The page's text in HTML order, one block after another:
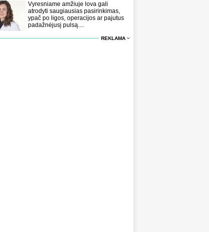
Vyresniame amžiuje lova gali
atrodyti saugiausias pasirinkimas,
ypač po ligos, operacijos ar pajutus
padažnėjusį pulsą....
REKLAMA